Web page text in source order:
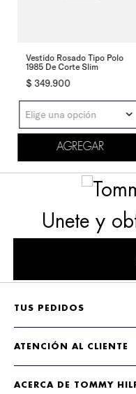
Vestido Rosado Tipo Polo
1985 De Corte Slim
$ 349.900
Elige una opción
AGREGAR
Unete y
TUS PEDIDOS
ATENCIÓN AL CLIENTE
ACERCA DE TOMMY